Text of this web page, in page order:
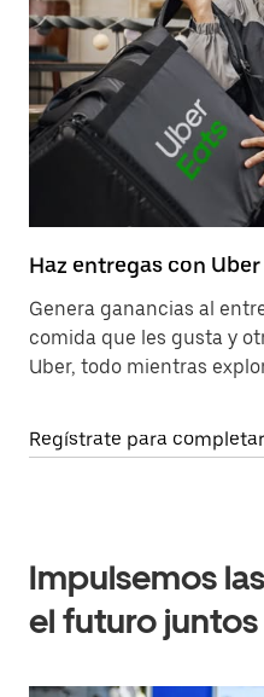
Haz entregas con Uber
Genera ganancias al
comida que les gusta y
Uber, todo mientras
Regístrate para
Impulsemos
el futuro juntos